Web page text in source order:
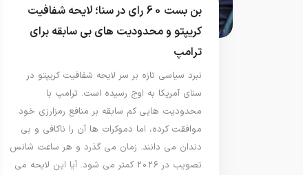
بن بست 60 رای در سنا؛ لایحه شفافیت
کریپتو و محدودیت های بی سابقه برای
ترامپ
نبرد سیاسی تازه بر سر لایحه شفافیت کریپتو در
سنای آمریکا به اوج رسیده است. ترامپ با
محدودیت هایی کم سابقه بر منافع رمزارزی خود
موافقت کرده، اما دموکرات ها آن را ناکافی و بی
دندان می دانند. زمان می گذرد و هر ساعت شانس
تصویب در 2026 کمتر می شود. آیا این لایحه می